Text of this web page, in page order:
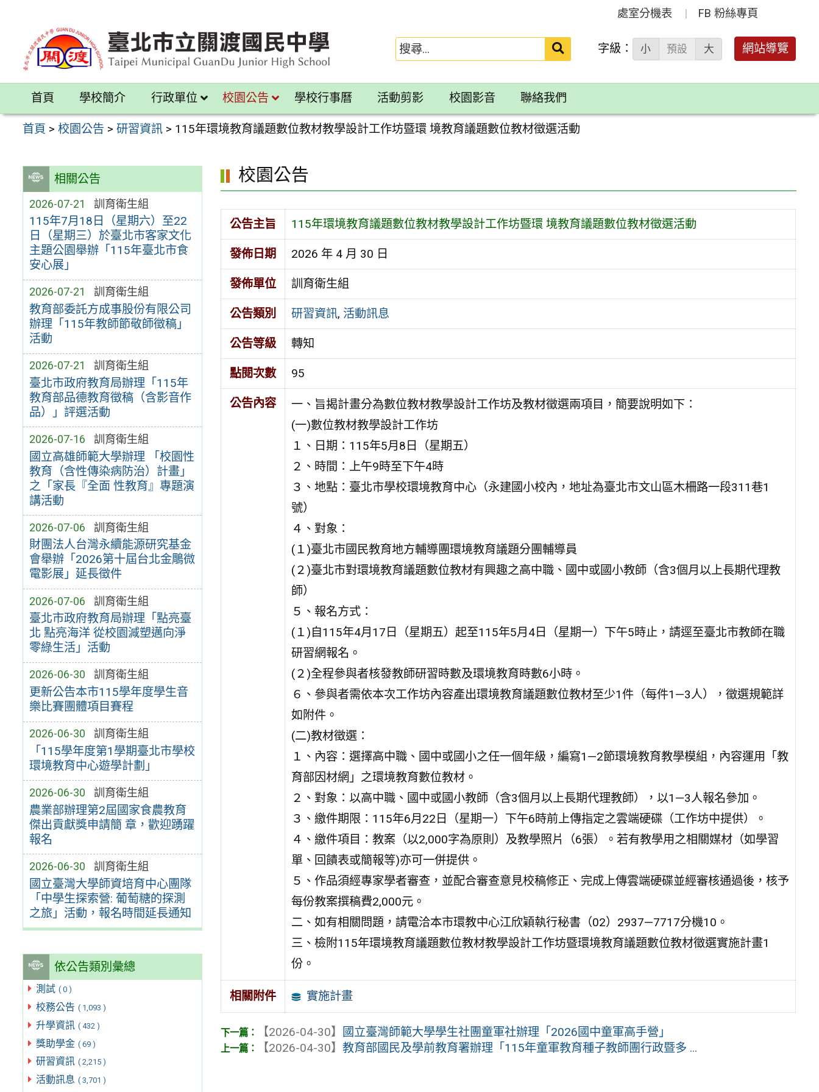
內
區
處室分機表 FB 粉絲專頁
送出 字級： 小 預設 大 網站導覽
首頁 學校簡介 行政單位 校園公告 學校行事曆 活動剪影 校園影音 聯絡我們
首頁 >校園公告 >研習資訊 > 115年環境教育議題數位教材教學設計工作坊暨環 境教育議題數位教材徵選活動
相關公告
2026-07-21 訓育衛生組
115年7月18日（星期六）至22
日（星期三）於臺北市客家文化
主題公園舉辦「115年臺北市食
安心展」
2026-07-21 訓育衛生組
教育部委託方成事股份有限公司
辦理「115年教師節敬師徵稿」
活動
2026-07-21 訓育衛生組
臺北市政府教育局辦理「115年
教育部品德教育徵稿（含影音作
品）」評選活動
2026-07-16 訓育衛生組
國立高雄師範大學辦理 「校園性
教育（含性傳染病防治）計畫」
之「家長『全面 性教育』專題演
講活動
2026-07-06 訓育衛生組
財團法人台灣永續能源研究基金
會舉辦「2026第十屆台北金鵰微
電影展」延長徵件
2026-07-06 訓育衛生組
臺北市政府教育局辦理「點亮臺
北 點亮海洋 從校園減塑邁向淨
零綠生活」活動
2026-06-30 訓育衛生組
更新公告本市115學年度學生音
樂比賽團體項目賽程
2026-06-30 訓育衛生組
「115學年度第1學期臺北市學校
環境教育中心遊學計劃」
2026-06-30 訓育衛生組
農業部辦理第2屆國家食農教育
傑出貢獻獎申請簡 章，歡迎踴躍
報名
2026-06-30 訓育衛生組
國立臺灣大學師資培育中心團隊
「中學生探索營: 葡萄糖的探測
之旅」活動，報名時間延長通知
依公告類別彙總
測試 ( 0 )
校務公告 ( 1,093 )
升學資訊 ( 432 )
獎助學金 ( 69 )
研習資訊 ( 2,215 )
活動訊息 ( 3,701 )
校園公告
公告主旨 115年環境教育議題數位教材教學設計工作坊暨環 境教育議題數位教材徵選活動
發佈日期 2026 年 4 月 30 日
發佈單位 訓育衛生組
公告類別 研習資訊, 活動訊息
公告等級 轉知
點閱次數 95
公告內容
一、旨揭計畫分為數位教材教學設計工作坊及教材徵選兩項目，簡要說明如下：
(一)數位教材教學設計工作坊
１、日期：115年5月8日（星期五）
２、時間：上午9時至下午4時
３、地點：臺北市學校環境教育中心（永建國小校內，地址為臺北市文山區木柵路一段311巷1
號）
４、對象：
(１)臺北市國民教育地方輔導團環境教育議題分團輔導員
(２)臺北市對環境教育議題數位教材有興趣之高中職、國中或國小教師（含3個月以上長期代理教
師）
５、報名方式：
(１)自115年4月17日（星期五）起至115年5月4日（星期一）下午5時止，請逕至臺北市教師在職
研習網報名。
(２)全程參與者核發教師研習時數及環境教育時數6小時。
６、參與者需依本次工作坊內容產出環境教育議題數位教材至少1件（每件1—3人），徵選規範詳
如附件。
(二)教材徵選：
１、內容：選擇高中職、國中或國小之任一個年級，編寫1—2節環境教育教學模組，內容運用「教
育部因材網」之環境教育數位教材。
２、對象：以高中職、國中或國小教師（含3個月以上長期代理教師），以1—3人報名參加。
３、繳件期限：115年6月22日（星期一）下午6時前上傳指定之雲端硬碟（工作坊中提供）。
４、繳件項目：教案（以2,000字為原則）及教學照片（6張）。若有教學用之相關媒材（如學習
單、回饋表或簡報等)亦可一併提供。
５、作品須經專家學者審查，並配合審查意見校稿修正、完成上傳雲端硬碟並經審核通過後，核予
每份教案撰稿費2,000元。
二、如有相關問題，請電洽本市環教中心江欣穎執行秘書（02）2937—7717分機10。
三、檢附115年環境教育議題數位教材教學設計工作坊暨環境教育議題數位教材徵選實施計畫1
份。
相關附件 實施計畫
【2026-04-30】
國立臺灣師範大學學生社團童軍社辦理「2026國中童軍高手營」
【2026-04-30】教育部國民及學前教育署辦理「115年童軍教育種子教師團行政暨多 ...